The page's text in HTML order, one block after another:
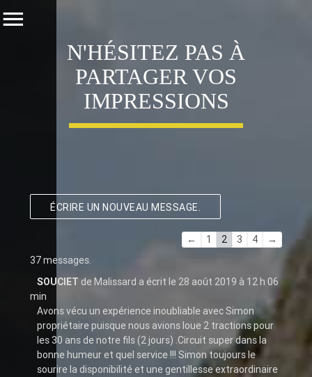
N'HÉSITEZ PAS À
PARTAGER VOS
IMPRESSIONS
Navigation
liste
livre
d’or
← 1 2 3 4
→
37 messages.
SOUCIETdeMalissard a écrit le 28 août 2019 à 12 h 06
min
Avons vécu un expérience inoubliable avec Simon
propriétaire puisque nous avions loue 2 tractions pour
les 30 ans de notre fils (2 jours) .Circuit super dans la
bonne humeur et quel service !!! Simon toujours le
sourire la disponibilité et une gentillesse extraordinaire